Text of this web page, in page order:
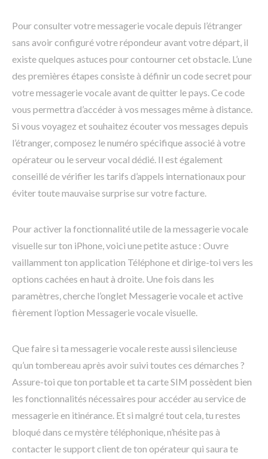
Pour consulter votre messagerie vocale depuis l’étranger
sans avoir configuré votre répondeur avant votre départ, il
existe quelques astuces pour contourner cet obstacle. L’une
des premières étapes consiste à définir un code secret pour
votre messagerie vocale avant de quitter le pays. Ce code
vous permettra d’accéder à vos messages même à distance.
Si vous voyagez et souhaitez écouter vos messages depuis
l’étranger, composez le numéro spécifique associé à votre
opérateur ou le serveur vocal dédié. Il est également
conseillé de vérifier les tarifs d’appels internationaux pour
éviter toute mauvaise surprise sur votre facture.
Pour activer la fonctionnalité utile de la messagerie vocale
visuelle sur ton iPhone, voici une petite astuce : Ouvre
vaillamment ton application Téléphone et dirige-toi vers les
options cachées en haut à droite. Une fois dans les
paramètres, cherche l’onglet Messagerie vocale et active
fièrement l’option Messagerie vocale visuelle.
Que faire si ta messagerie vocale reste aussi silencieuse
qu’un tombereau après avoir suivi toutes ces démarches ?
Assure-toi que ton portable et ta carte SIM possèdent bien
les fonctionnalités nécessaires pour accéder au service de
messagerie en itinérance. Et si malgré tout cela, tu restes
bloqué dans ce mystère téléphonique, n’hésite pas à
contacter le support client de ton opérateur qui saura te